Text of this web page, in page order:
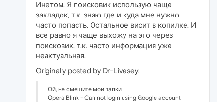
Инетом. Я поисковик использую чаще
закладок, т.к. знаю где и куда мне нужно
часто попасть. Остальное висит в копилке. И
все равно я чаще выхожу на это через
поисковик, т.к. часто информация уже
неактуальная.
Originally posted by Dr-Livesey:
Ой, не смешите мои тапки
Opera Blink - Can not login using Google account